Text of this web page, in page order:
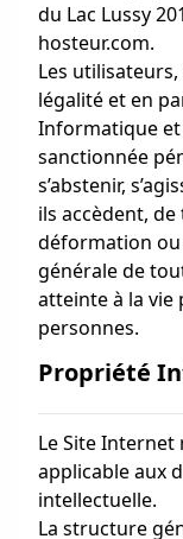
du Lac Lussy
hosteur.com.
Les
légalité et en
Informatique
sanctionnée
s’abstenir,
ils accèdent,
déformation ou
générale de
atteinte à la vie
personnes.
Propriété
Le Site
applicable aux
intellectuelle.
La structure